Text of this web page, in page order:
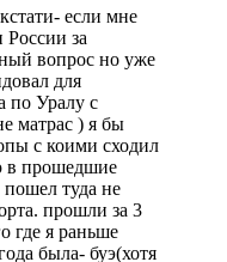
если мне
за
вопрос но уже
для
по Уралу с
матрас ) я бы
с коими сходил
в прошедшие
туда не
прошли за 3
где я раньше
была- буэ(хотя